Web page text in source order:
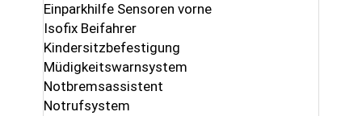
Einparkhilfe Sensoren vorne
Isofix Beifahrer
Kindersitzbefestigung
Müdigkeitswarnsystem
Notbremsassistent
Notrufsystem